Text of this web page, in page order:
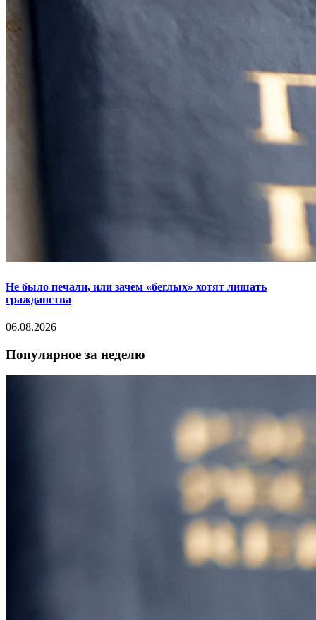
Не было печали, или зачем «беглых» хотят лишать
гражданства
06.08.2026
Популярное за неделю